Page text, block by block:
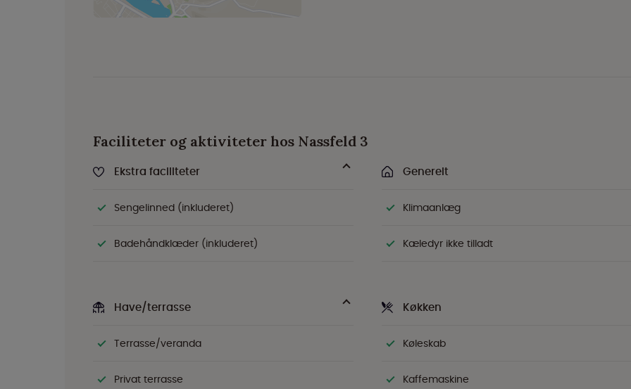
Faciliteter og aktiviteter hos Nassfeld 3
Ekstra faciliteter
Sengelinned (inkluderet)
Badehåndklæder (inkluderet)
Generelt
Klimaanlæg
Kæledyr ikke tilladt
Have/terrasse
Terrasse/veranda
Privat terrasse
Køkken
Køleskab
Kaffemaskine